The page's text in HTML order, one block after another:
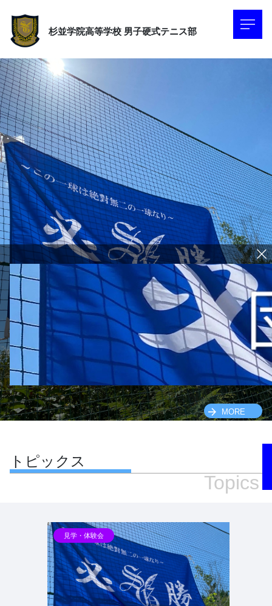
杉並学院高等学校 男子硬式テニス部
MORE
トピックス
Topics
見学・体験会